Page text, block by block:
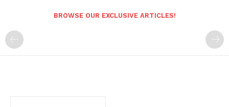
BROWSE OUR EXCLUSIVE ARTICLES!